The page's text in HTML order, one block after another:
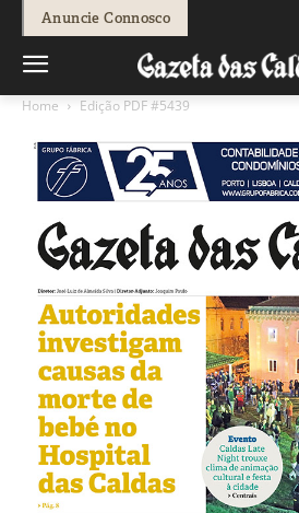
Anuncie Connosco
Home Edição PDF #5439